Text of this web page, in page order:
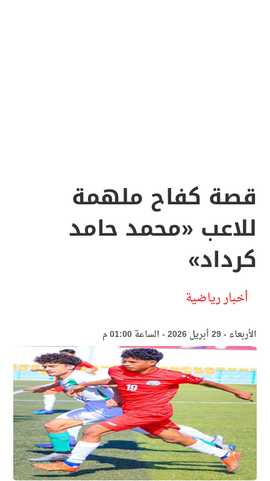
قصة كفاح ملهمة
للاعب «محمد حامد
كرداد»
أخبار رياضية
الأربعاء - 29 أبريل 2026 - الساعة 01:00 م